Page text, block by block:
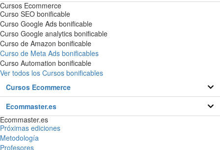
Cursos Ecommerce
Curso SEO bonificable
Curso Google Ads bonificable
Curso Google analytics bonificable
Curso de Amazon bonificable
Curso de Meta Ads bonificables
Curso Automation bonificable
Ver todos los Cursos bonificables
Cursos Ecommerce
Ecommaster.es
Ecommaster.es
Próximas ediciones
Metodología
Profesores